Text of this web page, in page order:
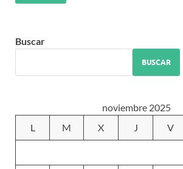
Buscar
BUSCAR
noviembre 2025
L
M X J V